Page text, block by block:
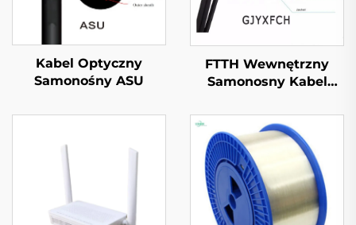
Kabel Optyczny
Samonośny ASU
FTTH Wewnętrzny
Samonosny Kabel